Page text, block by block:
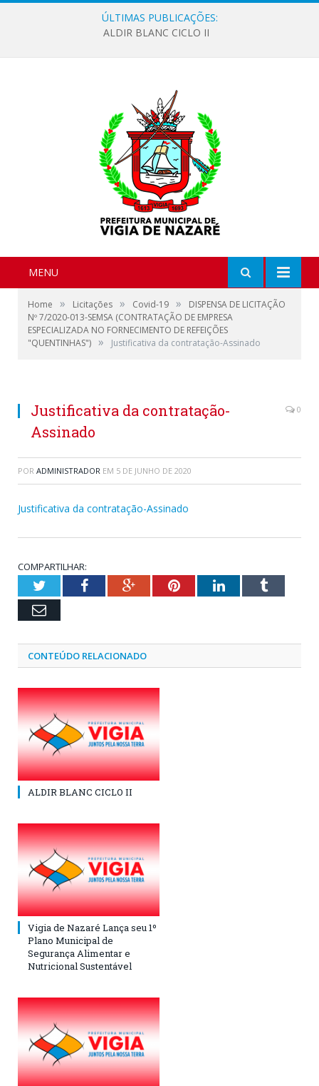
ÚLTIMAS PUBLICAÇÕES:
ALDIR BLANC CICLO II
MENU
Home » Licitações » Covid-19 »
DISPENSA DE LICITAÇÃO
Nº 7/2020-013-SEMSA (CONTRATAÇÃO DE EMPRESA
ESPECIALIZADA NO FORNECIMENTO DE REFEIÇÕES
"QUENTINHAS") » Justificativa da contratação-Assinado
Justificativa da contratação-
Assinado
0
POR ADMINISTRADOR EM 5 DE JUNHO DE 2020
Justificativa da contratação-Assinado
COMPARTILHAR:
TwitterFacebookGoogle+PinterestLinkedInTumblr
Email
CONTEÚDO RELACIONADO
ALDIR BLANC CICLO II
Vigia de Nazaré Lança seu 1º
Plano Municipal de
Segurança Alimentar e
Nutricional Sustentável